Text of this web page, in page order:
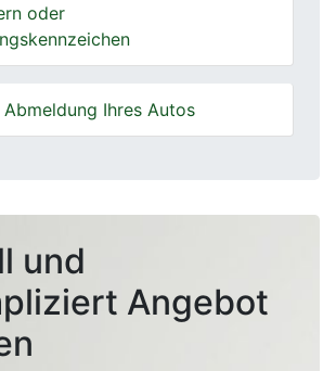
oder
Abmeldung Ihres Autos
und
Angebot